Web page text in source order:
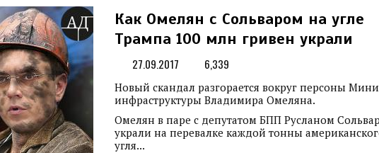
Как Омелян с Сольваром на угле
Трампа 100 млн гривен украли
27.09.2017 6,339
Новый скандал разгорается вокруг персоны
инфраструктуры Владимира Омеляна.
Омелян в паре с депутатом БПП Русланом
украли на перевалке каждой тонны
угля...